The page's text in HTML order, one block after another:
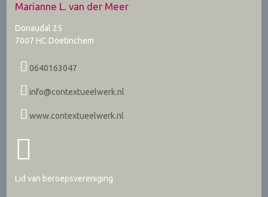
Marianne L. van der Meer
Donaudal 25
7007 HC Doetinchem
0640163047
info@contextueelwerk.nl
www.contextueelwerk.nl
Lid van beroepsvereniging